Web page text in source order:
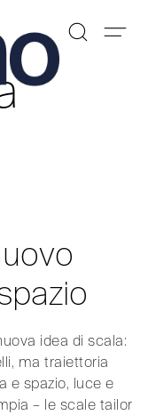
idea di scala:
ma traiettoria
e spazio, luce e
– le scale tailor